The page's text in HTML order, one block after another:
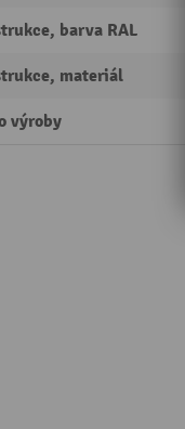
barva RAL
materiál
výroby